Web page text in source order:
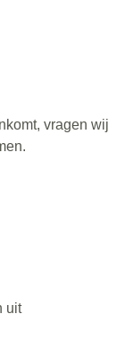
vragen wij
uit